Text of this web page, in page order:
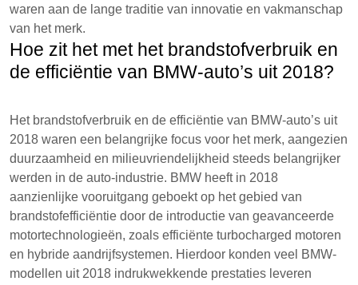
waren aan de lange traditie van innovatie en vakmanschap
van het merk.
Hoe zit het met het brandstofverbruik en
de efficiëntie van BMW-auto’s uit 2018?
Het brandstofverbruik en de efficiëntie van BMW-auto’s uit
2018 waren een belangrijke focus voor het merk, aangezien
duurzaamheid en milieuvriendelijkheid steeds belangrijker
werden in de auto-industrie. BMW heeft in 2018
aanzienlijke vooruitgang geboekt op het gebied van
brandstofefficiëntie door de introductie van geavanceerde
motortechnologieën, zoals efficiënte turbocharged motoren
en hybride aandrijfsystemen. Hierdoor konden veel BMW-
modellen uit 2018 indrukwekkende prestaties leveren